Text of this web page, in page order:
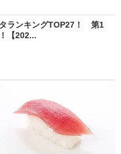
タランキングTOP27！ 第1
【202...